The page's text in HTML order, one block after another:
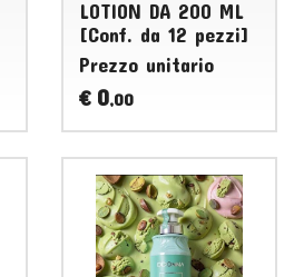
LOTION DA 200 ML
[Conf. da 12 pezzi]
Prezzo unitario
€ 0,00